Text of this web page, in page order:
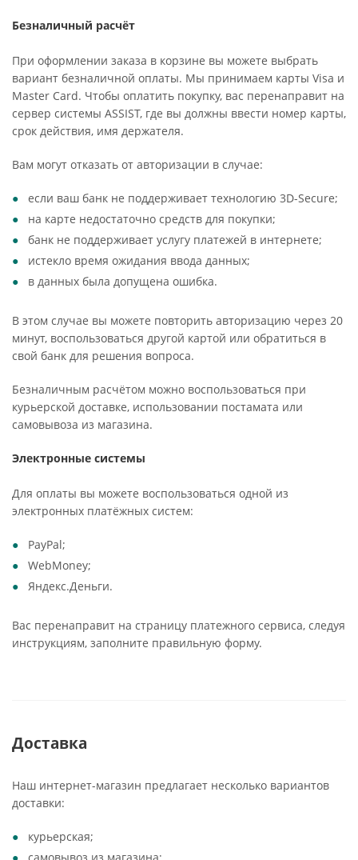
Безналичный расчёт
При оформлении заказа в корзине вы можете выбрать
вариант безналичной оплаты. Мы принимаем карты Visa и
Master Card. Чтобы оплатить покупку, вас перенаправит на
сервер системы ASSIST, где вы должны ввести номер карты,
срок действия, имя держателя.
Вам могут отказать от авторизации в случае:
если ваш банк не поддерживает технологию 3D-Secure;
на карте недостаточно средств для покупки;
банк не поддерживает услугу платежей в интернете;
истекло время ожидания ввода данных;
в данных была допущена ошибка.
В этом случае вы можете повторить авторизацию через 20
минут, воспользоваться другой картой или обратиться в
свой банк для решения вопроса.
Безналичным расчётом можно воспользоваться при
курьерской доставке, использовании постамата или
самовывоза из магазина.
Электронные системы
Для оплаты вы можете воспользоваться одной из
электронных платёжных систем:
PayPal;
WebMoney;
Яндекс.Деньги.
Вас перенаправит на страницу платежного сервиса, следуя
инструкциям, заполните правильную форму.
Доставка
Наш интернет-магазин предлагает несколько вариантов
доставки:
курьерская;